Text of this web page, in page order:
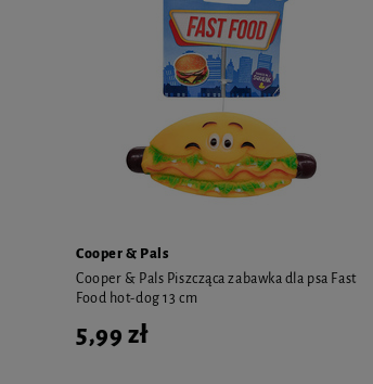
Cooper & Pals
Cooper & Pals Piszcząca zabawka dla psa Fast
Food hot-dog 13 cm
5,99 zł